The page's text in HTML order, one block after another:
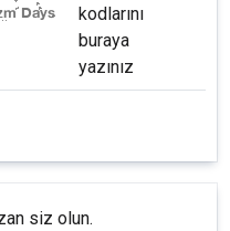
kodlarını
buraya
yazınız
siz olun.